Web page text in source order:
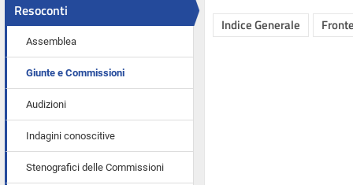
Resoconti
Assemblea
Giunte e Commissioni
Audizioni
Indagini conoscitive
Stenografici delle Commissioni
Indice Generale